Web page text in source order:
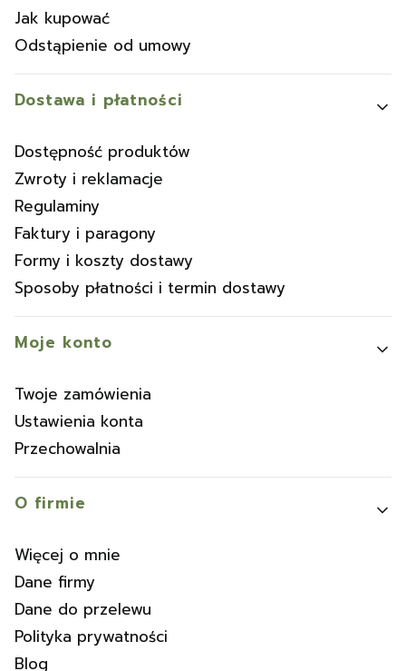
Jak kupować
Odstąpienie od umowy
Dostawa i płatności
Dostępność produktów
Zwroty i reklamacje
Regulaminy
Faktury i paragony
Formy i koszty dostawy
Sposoby płatności i termin dostawy
Moje konto
Twoje zamówienia
Ustawienia konta
Przechowalnia
O firmie
Więcej o mnie
Dane firmy
Dane do przelewu
Polityka prywatności
Blog